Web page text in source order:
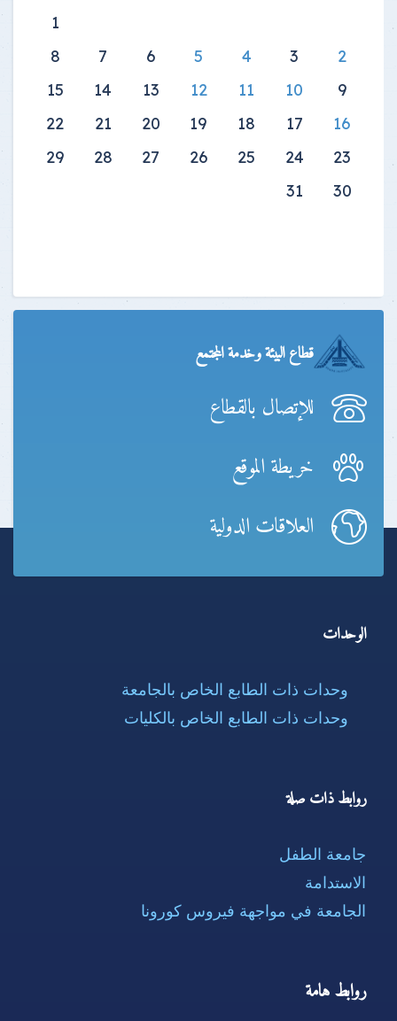
1
2
3
4
5
6
7
8
9
10
11
12
13
14
15
16
17
18
19
20
21
22
23
24
25
26
27
28
29
30
31
قطاع البيئة وخدمة المجتمع
للإتصال بالقطاع
خريطة الموقع
العلاقات الدولية
الوحدات
وحدات ذات الطابع الخاص بالجامعة
وحدات ذات الطابع الخاص بالكليات
روابط ذات صلة
جامعة الطفل
الاستدامة
الجامعة في مواجهة فيروس كورونا
روابط هامة